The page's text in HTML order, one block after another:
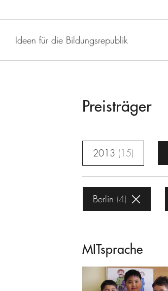
Ideen für die Bildungsrepublik
Preisträger
2013 15
Berlin 4
MITsprache